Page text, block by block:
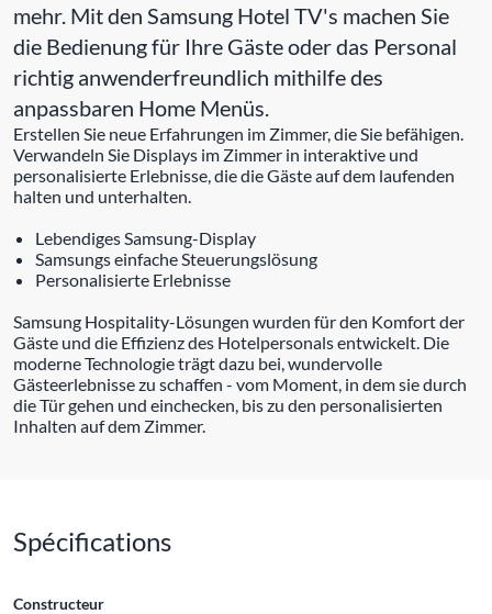
mehr. Mit den Samsung Hotel TV's machen Sie
die Bedienung für Ihre Gäste oder das Personal
richtig anwenderfreundlich mithilfe des
anpassbaren Home Menüs.
Erstellen Sie neue Erfahrungen im Zimmer, die Sie befähigen.
Verwandeln Sie Displays im Zimmer in interaktive und
personalisierte Erlebnisse, die die Gäste auf dem laufenden
halten und unterhalten.
Lebendiges Samsung-Display
Samsungs einfache Steuerungslösung
Personalisierte Erlebnisse
Samsung Hospitality-Lösungen wurden für den Komfort der
Gäste und die Effizienz des Hotelpersonals entwickelt. Die
moderne Technologie trägt dazu bei, wundervolle
Gästeerlebnisse zu schaffen - vom Moment, in dem sie durch
die Tür gehen und einchecken, bis zu den personalisierten
Inhalten auf dem Zimmer.
Spécifications
Constructeur